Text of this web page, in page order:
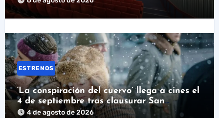
ESTRENOS
‘La conspiración del cuervo’ llega a cines el
4 de septiembre tras clausurar San
Sebastián
4 de agosto de 2026